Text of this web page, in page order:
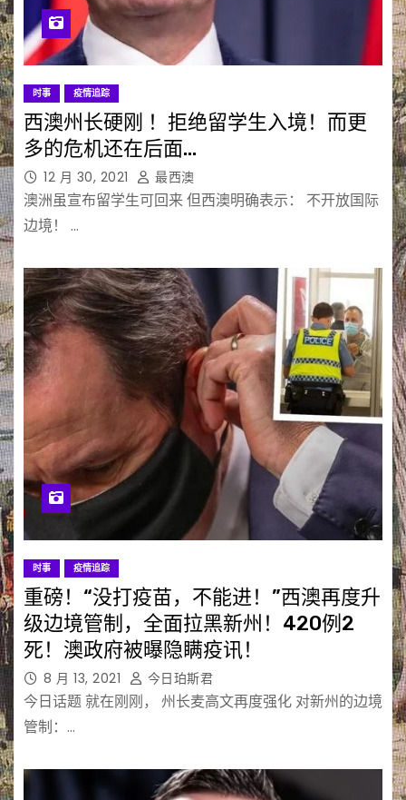
时事 疫情追踪
西澳州长硬刚 ！拒绝留学生入境！而更
多的危机还在后面…
12 月 30, 2021 最西澳
澳洲虽宣布留学生可回来 但西澳明确表示： 不开放国际
边境！ …
时事 疫情追踪
重磅！“没打疫苗，不能进！”西澳再度升
级边境管制，全面拉黑新州！420例2
死！澳政府被曝隐瞒疫讯！
8 月 13, 2021 今日珀斯君
今日话题 就在刚刚， 州长麦高文再度强化 对新州的边境
管制：…